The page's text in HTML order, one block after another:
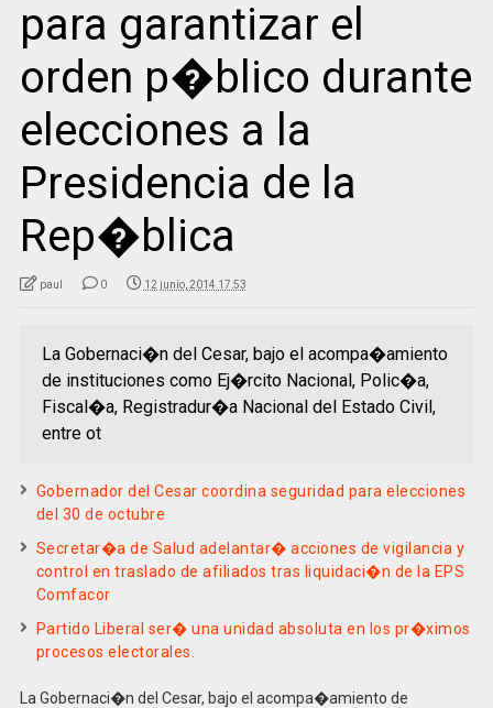
para garantizar el
orden p�blico durante
elecciones a la
Presidencia de la
Rep�blica
paul 0 12 junio, 2014 17:53
La Gobernaci�n del Cesar, bajo el acompa�amiento
de instituciones como Ej�rcito Nacional, Polic�a,
Fiscal�a, Registradur�a Nacional del Estado Civil,
entre ot
Gobernador del Cesar coordina seguridad para elecciones
del 30 de octubre
Secretar�a de Salud adelantar� acciones de vigilancia y
control en traslado de afiliados tras liquidaci�n de la EPS
Comfacor
Partido Liberal ser� una unidad absoluta en los pr�ximos
procesos electorales.
La Gobernaci�n del Cesar, bajo el acompa�amiento de